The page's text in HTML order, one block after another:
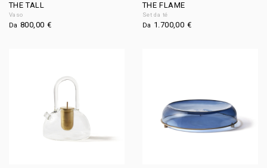
THE TALL
Vaso
Da800,00 €
THE FLAME
Set da té
Da 1.700,00 €